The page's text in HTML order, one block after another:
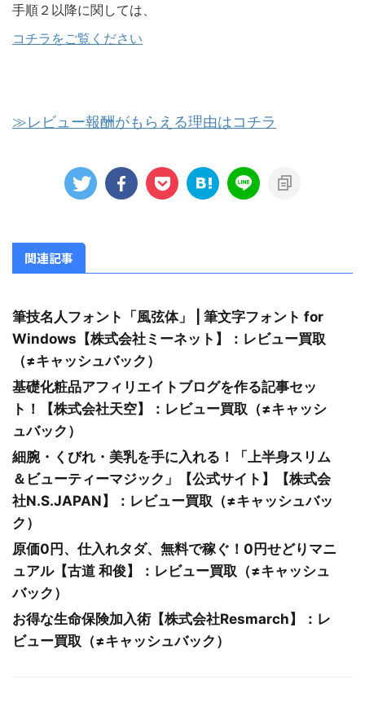
手順２以降に関しては、
コチラをご覧ください
≫レビュー報酬がもらえる理由はコチラ
関連記事
筆技名人フォント「風弦体」 | 筆文字フォント for
Windows【株式会社ミーネット】：レビュー買取
（≠キャッシュバック）
基礎化粧品アフィリエイトブログを作る記事セッ
ト！【株式会社天空】：レビュー買取（≠キャッシ
ュバック）
細腕・くびれ・美乳を手に入れる！「上半身スリム
＆ビューティーマジック」【公式サイト】【株式会
社N.S.JAPAN】：レビュー買取（≠キャッシュバッ
ク）
原価0円、仕入れタダ、無料で稼ぐ！0円せどりマニ
ュアル【古道 和俊】：レビュー買取（≠キャッシュ
バック）
お得な生命保険加入術【株式会社Resmarch】：レ
ビュー買取（≠キャッシュバック）